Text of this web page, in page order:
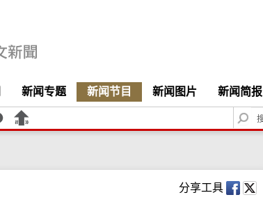
新闻专题 新闻节目 新闻图片 新闻简报
S
e
c
h
分享工具